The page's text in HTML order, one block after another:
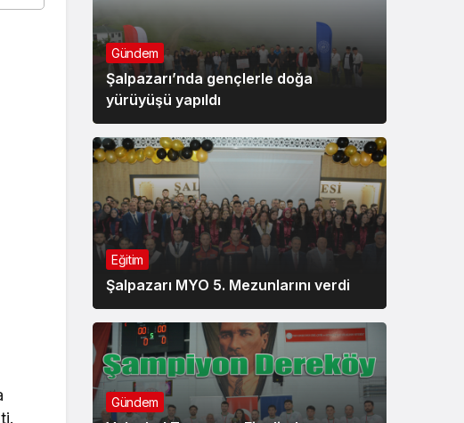
Gündem
Şalpazarı’nda gençlerle doğa
yürüyüşü yapıldı
Eğitim
Şalpazarı MYO 5. Mezunlarını verdi
Gündem